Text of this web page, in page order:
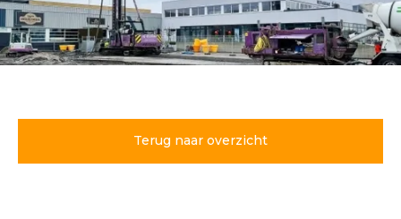
Haarlem gestart
Terug naar overzicht